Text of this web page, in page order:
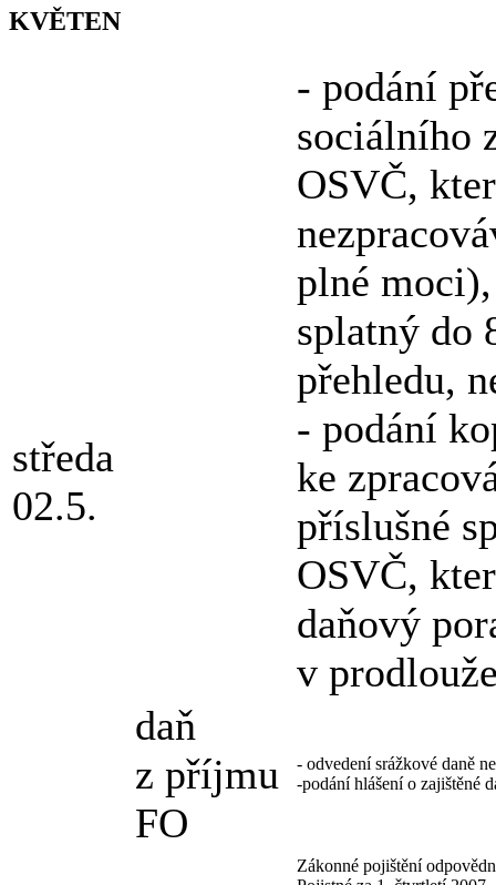
KVĚTEN
středa
02.5.
- podání
sociálního
OSVČ,
plné
splatný do
přehledu,
- podání
ke
příslušné
OSVČ,
daňový
v
daň
z příjmu
FO
- odvedení srážkové daně
-podání hlášení o zajištěné
Zákonné pojištění